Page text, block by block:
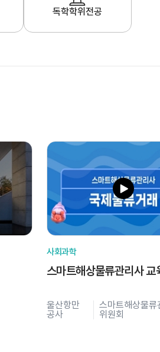
독학학위전공
사회과학
스마트해상물류관리사 교
울산항만
공사
스마트해상물류
위원회